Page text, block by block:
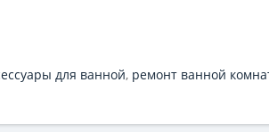
для ванной, ремонт ванной